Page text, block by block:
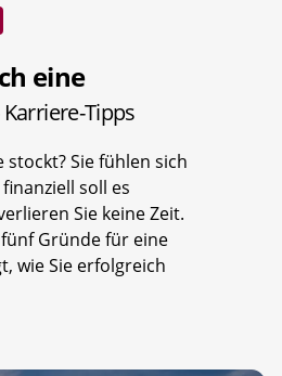
eine
Karriere-Tipps
Sie fühlen sich
soll es
Sie keine Zeit.
Gründe für eine
wie Sie erfolgreich